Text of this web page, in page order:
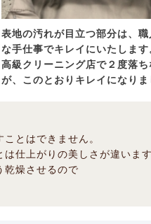
表地の汚れが目立つ部分は、
な手仕事でキレイにいたします
高級クリーニング店で２度落
が、このとおりキレイになりま
とはできません。
仕上がりの美しさが違います
乾燥させるので